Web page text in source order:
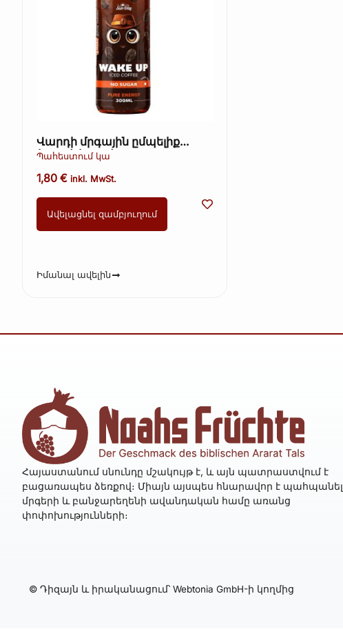
Վարդի մրգային ըմպելիք
(Kopie) (Kopie)
Պահեստում կա
1,80 € inkl. MwSt.
Ավելացնել զամբյուղում
Իմանալ ավելին
Հայաստանում սնունդը մշակույթ է, և այն պատրաստվում է
բացառապես ձեռքով։ Միայն այսպես հնարավոր է պահպանել
մրգերի և բանջարեղենի ավանդական համը առանց
փոփոխությունների։
© Դիզայն և իրականացում՝ Webtonia GmbH-ի կողմից